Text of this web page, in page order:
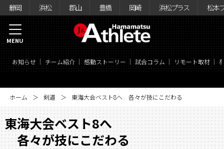
静岡 浜松 郡山 豊橋 岡崎 浜松プラス 松本
お知らせ チーム紹介 感動ストーリー 試合コラム リモート取材
MENU
ホーム 剣道 東海大会ベスト8へ 各々が技にこだわる
東海大会ベスト8へ
各々が技にこだわる